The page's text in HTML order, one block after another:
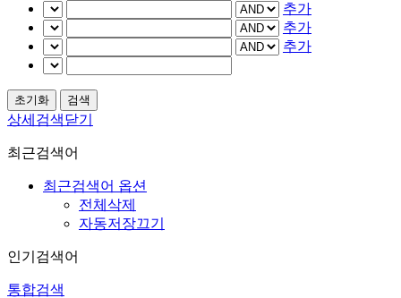
추가
추가
추가
상세검색닫기
최근검색어
최근검색어 옵션
전체삭제
자동저장끄기
인기검색어
통합검색